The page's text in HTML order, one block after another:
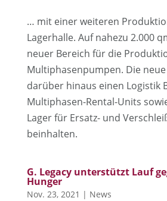
… mit einer weiteren
Lagerhalle. Auf nahezu 2.000
neuer Bereich für die
Multiphasenpumpen. Die
darüber hinaus einen Logistik
Multiphasen-Rental-Units
Lager für Ersatz- und
beinhalten.
G. Legacy unterstützt Lauf
Hunger
Nov. 23, 2021 | News